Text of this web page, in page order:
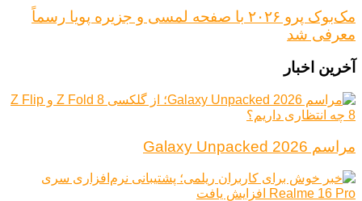
مک‌بوک پرو ۲۰۲۶ با صفحه لمسی و جزیره پویا رسماً
معرفی شد
آخرین اخبار
مراسم Galaxy Unpacked 2026